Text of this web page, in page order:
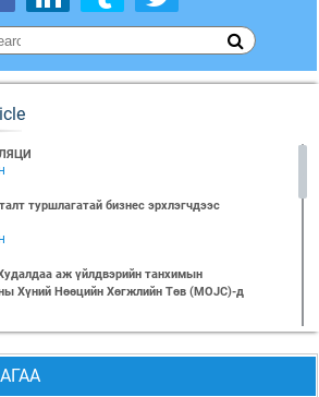
туршлагатай бизнес эрхлэгчдээс
аж үйлдвэрийн танхимын
Хүний Нөөцийн Хөгжлийн Төв (MOJC)-д
семинарын бүртгэл эхэллээ